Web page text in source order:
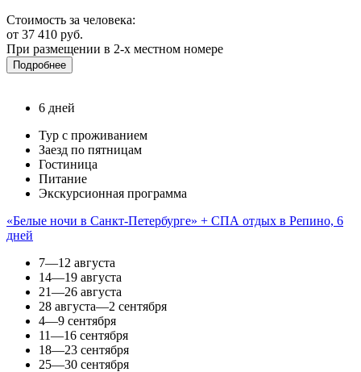
Стоимость за человека:
от 37 410 руб.
При размещении в 2-х местном номере
Подробнее
6 дней
Тур с проживанием
Заезд по пятницам
Гостиница
Питание
Экскурсионная программа
«Белые ночи в Санкт-Петербурге» + СПА отдых в Репино, 6
дней
7—12 августа
14—19 августа
21—26 августа
28 августа—2 сентября
4—9 сентября
11—16 сентября
18—23 сентября
25—30 сентября